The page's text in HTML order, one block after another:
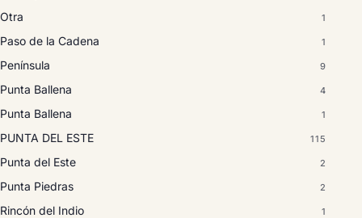
Otra 1
Paso de la Cadena 1
Península 9
Punta Ballena 4
Punta Ballena 1
PUNTA DEL ESTE 115
Punta del Este 2
Punta Piedras 2
Rincón del Indio 1